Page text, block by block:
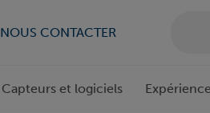
NOUS CONTACTER
Capteurs et logiciels